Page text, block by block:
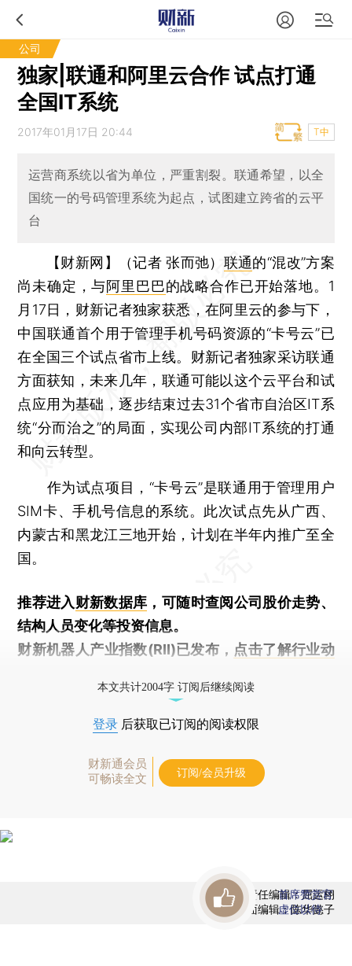
公司
独家|联通和阿里云合作 试点打通
全国IT系统
2017年01月17日 20:44 T中
运营商系统以省为单位，严重割裂。联通希望，以全
国统一的号码管理系统为起点，试图建立跨省的云平
台
【财新网】（记者 张而弛） 联通的“混改”方案
尚未确定，与阿里巴巴的战略合作已开始落地。1
月17日，财新记者独家获悉，在阿里云的参与下，
中国联通首个用于管理手机号码资源的“卡号云”已
在全国三个试点省市上线。财新记者独家采访联通
方面获知，未来几年，联通可能以这个云平台和试
点应用为基础，逐步结束过去31个省市自治区IT系
统“分而治之”的局面，实现公司内部IT系统的打通
和向云转型。
作为试点项目，“卡号云”是联通用于管理用户
SIM卡、手机号信息的系统。此次试点先从广西、
内蒙古和黑龙江三地开始，计划在半年内推广至全
国。
推荐进入财新数据库 ，可随时查阅公司股价走势、
结构人员变化等投资信息。
财新机器人产业指数(RII)已发布， 点击了解行业动
本文共计2004字 订阅后继续阅读
登录 后获取已订阅的阅读权限
财新通会员
可畅读全文
订阅/会员升级
责任编辑：屈运栩
版面编辑：陈华懿子
首席赞赏官
虚位以待